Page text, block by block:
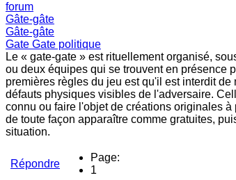
forum
Gâte-gâte
Gâte-gâte
Gate Gate politique
Le « gate-gate » est rituellement organisé,
ou deux équipes qui se trouvent en présence
premières règles du jeu est qu'il est interdit
défauts physiques visibles de l'adversaire.
connu ou faire l'objet de créations originales
de toute façon apparaître comme gratuites,
situation.
Répondre
Page:
1